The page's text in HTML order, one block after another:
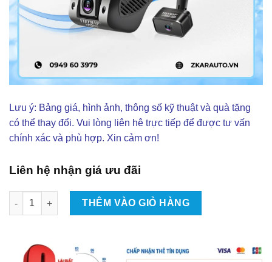
Lưu ý: Bảng giá, hình ảnh, thông số kỹ thuật và quà tặng
có thể thay đổi. Vui lòng liên hê trực tiếp để được tư vấn
chính xác và phù hợp. Xin cảm ơn!
Liên hệ nhận giá ưu đãi
Camera hành trình Vietmap VM350 số lượng
THÊM VÀO GIỎ HÀNG